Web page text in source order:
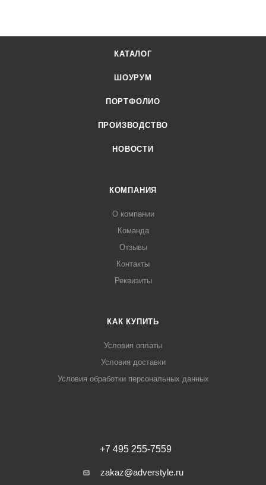
КАТАЛОГ
ШОУРУМ
ПОРТФОЛИО
ПРОИЗВОДСТВО
НОВОСТИ
КОМПАНИЯ
О компании
Команда
Отзывы
Контакты
Реквизиты
КАК КУПИТЬ
Условия оплаты
Условия доставки
Условия обработки персональных данных
+7 495 255-7559
zakaz@adverstyle.ru